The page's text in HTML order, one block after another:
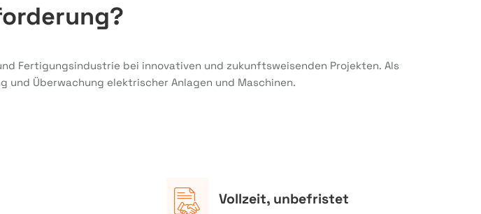
Fertigungsindustrie bei innovativen und zukunftsweisenden Projekten. Als
Überwachung elektrischer Anlagen und Maschinen.
Vollzeit, unbefristet